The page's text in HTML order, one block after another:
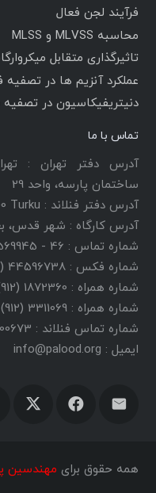
فرآیند لجن فعال
محاسبه MLVSS و MLSS
تاثیرگذاری متقابل
عملکرد آنزیم ها در
دنیتریفیکاسیون در
تماس با ما
آدرس دفتر تهران :
ساختمان پارسه، واحد 29
آدرس دفتر فنلاند : Finland, Hovioikeudenkatu 4, 20500 Turku
آدرس کارگاه : شهر قدس، بعد
شماره تماس : 46 - 44569945 (21) 98+
شماره فکس : 44596738 (21) 98+
شماره همراه : 1872360 (912) 98+
شماره همراه : 3311069 (912) 98+
شماره تماس فنلاند : 468000673 358+
ایمیل : info@palood.org
همه حقوق برای مهندسین